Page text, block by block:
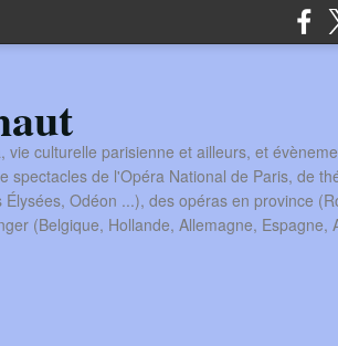
vie culturelle parisienne et ailleurs, et
spectacles de l'Opéra National de Paris, de
Élysées, Odéon ...), des opéras en province
(Belgique, Hollande, Allemagne, Espagne,